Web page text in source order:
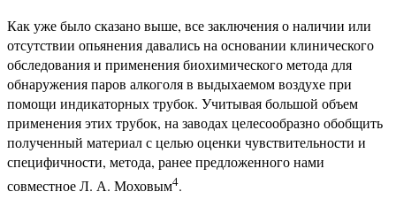
Как уже было сказано выше, все заключения о наличии или
отсутствии опьянения давались на основании клинического
обследования и применения биохимического метода для
обнаружения паров алкоголя в выдыхаемом воздухе при
помощи индикаторных трубок. Учитывая большой объем
применения этих трубок, на заводах целесообразно обобщить
полученный материал с целью оценки чувствительности и
специфичности, метода, ранее предложенного нами
совместное Л. А. Моховым4.